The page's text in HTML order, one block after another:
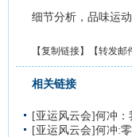
细节分析，品味运
【复制链接】【转发邮
相关链接
[亚运风云会]何冲
[亚运风云会]何冲: